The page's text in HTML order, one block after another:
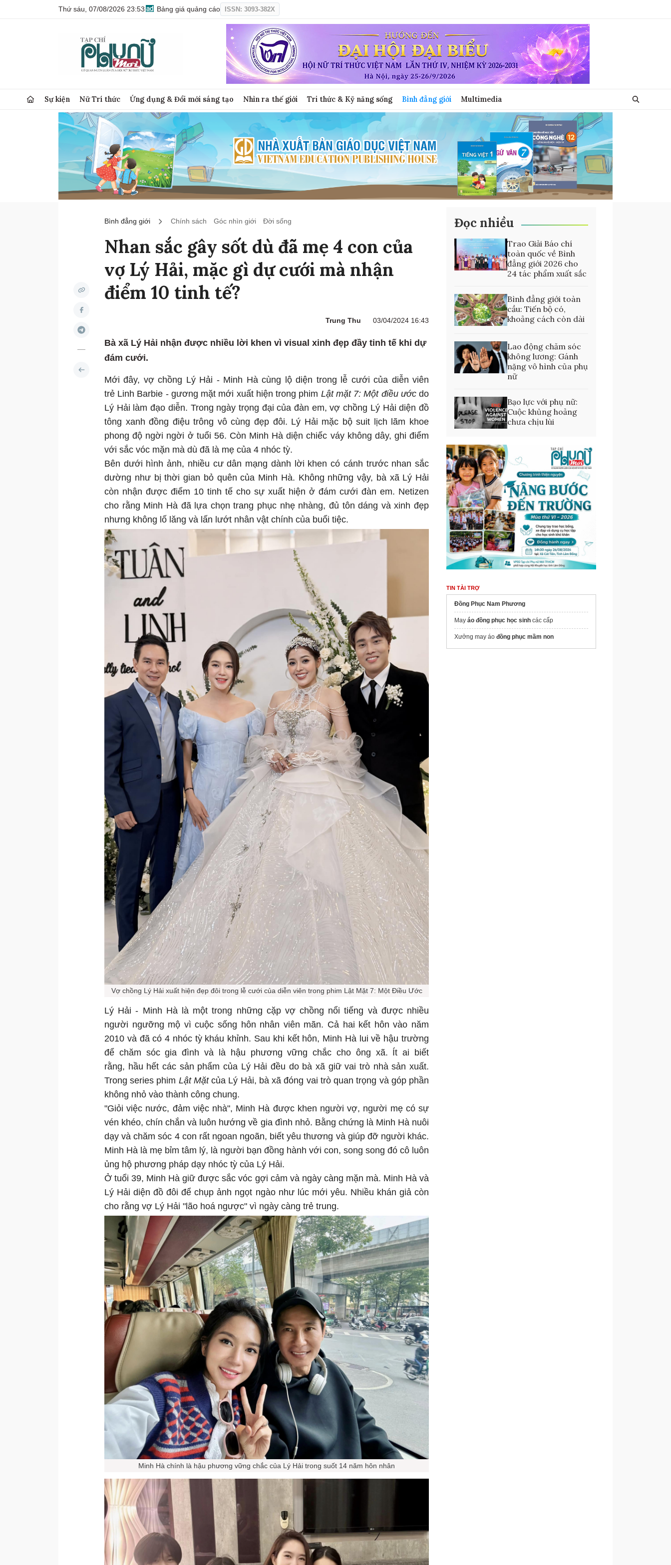
Thứ sáu, 07/08/2026 23:53 Bảng giá quảng cáo ISSN: 3093-382X
Sự kiện Nữ Trí thức Ứng dụng & Đổi mới sáng tạo Nhìn ra thế giới Tri thức & Kỹ năng sống Bình đẳng giới Multimedia
Bình đẳng giới Chính sách Góc nhìn giới Đời sống
Nhan sắc gây sốt dù đã mẹ 4 con của
vợ Lý Hải, mặc gì dự cưới mà nhận
điểm 10 tinh tế?
Trung Thu 03/04/2024 16:43
Bà xã Lý Hải nhận được nhiều lời khen vì visual xinh đẹp đầy tinh tế khi dự
đám cưới.
Mới đây, vợ chồng Lý Hải - Minh Hà cùng lộ diện trong lễ cưới của diễn viên
trẻ Linh Barbie - gương mặt mới xuất hiện trong phim Lật mặt 7: Một điều ướcdo
Lý Hải làm đạo diễn. Trong ngày trọng đại của đàn em, vợ chồng Lý Hải diện đồ
tông xanh đồng điệu trông vô cùng đẹp đôi. Lý Hải mặc bộ suit lịch lãm khoe
phong độ ngời ngời ở tuổi 56. Còn Minh Hà diện chiếc váy không dây, ghi điểm
với sắc vóc mặn mà dù đã là mẹ của 4 nhóc tỳ.
Bên dưới hình ảnh, nhiều cư dân mạng dành lời khen có cánh trước nhan sắc
dường như bị thời gian bỏ quên của Minh Hà. Không những vậy, bà xã Lý Hải
còn nhận được điểm 10 tinh tế cho sự xuất hiện ở đám cưới đàn em. Netizen
cho rằng Minh Hà đã lựa chọn trang phục nhẹ nhàng, đủ tôn dáng và xinh đẹp
nhưng không lố lăng và lấn lướt nhân vật chính của buổi tiệc.
Vợ chồng Lý Hải xuất hiện đẹp đôi trong lễ cưới của diễn viên trong phim Lật Mặt 7: Một Điều Ước
Lý Hải - Minh Hà là một trong những cặp vợ chồng nổi tiếng và được nhiều
người ngưỡng mộ vì cuộc sống hôn nhân viên mãn. Cả hai kết hôn vào năm
2010 và đã có 4 nhóc tỳ kháu khỉnh. Sau khi kết hôn, Minh Hà lui về hậu trường
để chăm sóc gia đình và là hậu phương vững chắc cho ông xã. Ít ai biết
rằng, hầu hết các sản phẩm của Lý Hải đều do bà xã giữ vai trò nhà sản xuất.
Trong series phim Lật Mặtcủa Lý Hải, bà xã đóng vai trò quan trọng và góp phần
không nhỏ vào thành công chung.
"Giỏi việc nước, đảm việc nhà", Minh Hà được khen người vợ, người mẹ có sự
vén khéo, chín chắn và luôn hướng về gia đình nhỏ. Bằng chứng là Minh Hà nuôi
dạy và chăm sóc 4 con rất ngoan ngoãn, biết yêu thương và giúp đỡ người khác.
Minh Hà là mẹ bỉm tâm lý, là người bạn đồng hành với con, song song đó cô luôn
ủng hộ phương pháp dạy nhóc tỳ của Lý Hải.
Ở tuổi 39, Minh Hà giữ được sắc vóc gợi cảm và ngày càng mặn mà. Minh Hà và
Lý Hải diện đồ đôi để chụp ảnh ngọt ngào như lúc mới yêu. Nhiều khán giả còn
cho rằng vợ Lý Hải "lão hoá ngược" vì ngày càng trẻ trung.
Minh Hà chính là hậu phương vững chắc của Lý Hải trong suốt 14 năm hôn nhân
Đọc nhiều
Trao Giải Báo chí
toàn quốc về Bình
đẳng giới 2026 cho
24 tác phẩm xuất sắc
Bình đẳng giới toàn
cầu: Tiến bộ có,
khoảng cách còn dài
Lao động chăm sóc
không lương: Gánh
nặng vô hình của phụ
nữ
Bạo lực với phụ nữ:
Cuộc khủng hoảng
chưa chịu lùi
TIN TÀI TRỢ
Đồng Phục Nam Phương
May áo đồng phục học sinh​ các cấp
Xưởng may áo đồng phục mầm non